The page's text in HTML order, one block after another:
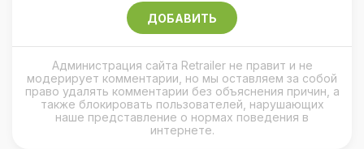
Управление тоже заточено под
современный формат путешествий. Все
основные настройки доступны с панели на
корпусе, а через фирменное приложение
EcoFlow можно дистанционно следить за
ДОБАВИТЬ
Администрация сайта Retrailer не правит и не
модерирует комментарии, но мы оставляем за собой
право удалять комментарии без объяснения причин, а
также блокировать пользователей, нарушающих
наше представление о нормах поведения в
интернете.